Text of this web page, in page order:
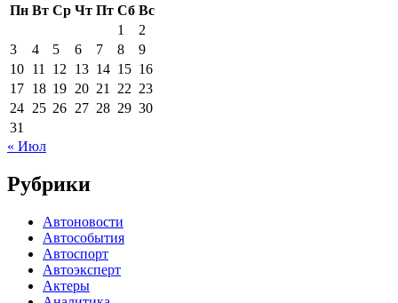
Пн Вт Ср Чт Пт Сб Вс
1
2
3
4 5 6 7 8
9
10 11 12 13 14 15 16
17 18 19 20 21 22 23
24 25 26 27 28 29 30
31
« Июл
Рубрики
Автоновости
Автособытия
Автоспорт
Автоэксперт
Актеры